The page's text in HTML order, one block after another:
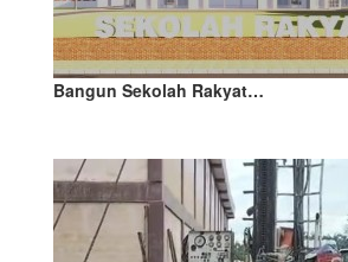
Bangun Sekolah Rakyat…